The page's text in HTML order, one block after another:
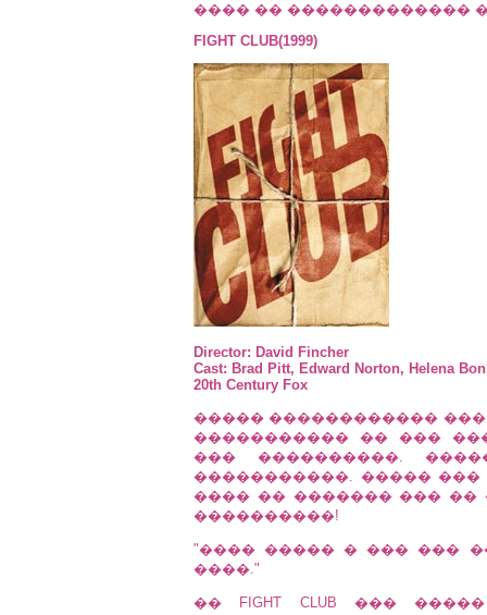
���� �� �������������
FIGHT CLUB(1999)
Director: David Fincher
Cast: Brad Pitt, Edward Norton, Helena
20th Century Fox
����� ������������
����������� �� ���
��� ����������.
�����������. �����
���� �� ������� ��� ��
����������!
"���� ����� � ��� ���
����."
�� FIGHT CLUB ���